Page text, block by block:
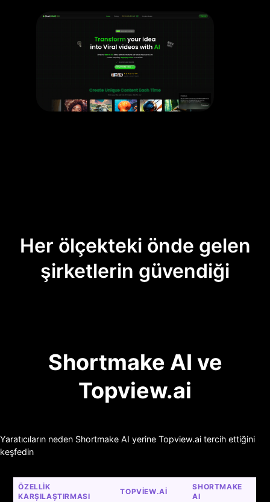
Her ölçekteki önde gelen
şirketlerin güvendiği
Shortmake AI ve
Topview.ai
Yaratıcıların neden Shortmake AI yerine Topview.ai tercih ettiğini
keşfedin
ÖZELLIK
KARŞILAŞTIRMASI
TOPVIEW.AI
SHORTMAKE
AI